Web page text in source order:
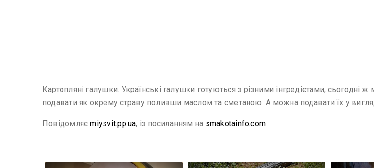
Картопляні галушки. Українські галушки готуються з різними інгредієтами, сьогодні
подавати як окрему страву поливши маслом та сметаною. А можна подавати їх у
Повідомляєmiysvit.pp.ua, із посиланням на smakotainfo.com